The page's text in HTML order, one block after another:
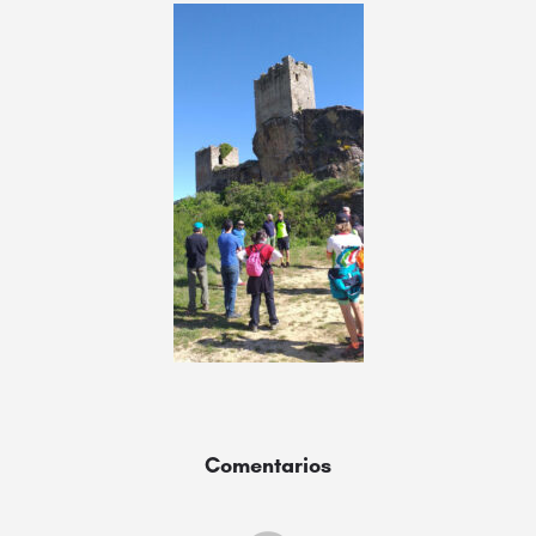
Comentarios